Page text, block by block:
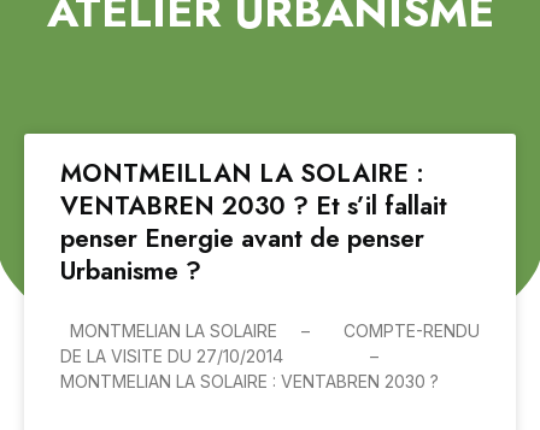
MONTMEILLAN LA SOLAIRE :
VENTABREN 2030 ? Et s’il fallait
penser Energie avant de penser
Urbanisme ?
MONTMELIAN LA SOLAIRE – COMPTE-RENDU
DE LA VISITE DU 27/10/2014 –
MONTMELIAN LA SOLAIRE : VENTABREN 2030 ?